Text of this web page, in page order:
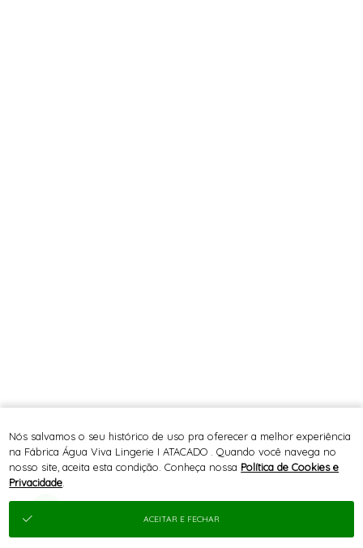
Nós salvamos o seu histórico de uso pra oferecer a melhor experiência
na Fábrica Água Viva Lingerie I ATACADO . Quando você navega no
nosso site, aceita esta condição. Conheça nossa Política de Cookies e
Privacidade
ACEITAR E FECHAR